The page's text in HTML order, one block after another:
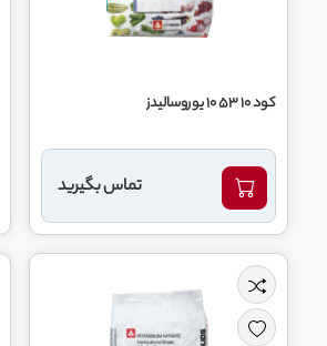
کود 10 53 10 یوروسالیدز
تماس بگیرید